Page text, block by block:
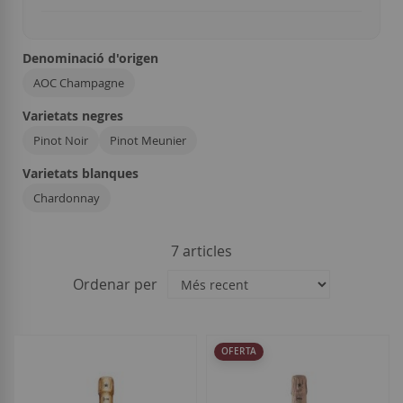
Denominació d'origen
AOC Champagne
Varietats negres
Pinot Noir Pinot Meunier
Varietats blanques
Chardonnay
7 articles
Ordenar per
OFERTA